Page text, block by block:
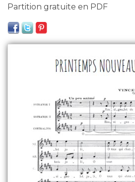
Partition gratuite en PDF